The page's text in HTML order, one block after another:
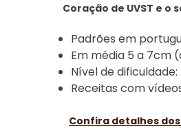
Coração de UVST e o
Padrões em
Em média 5 a 7cm
Nível de dificuldade:
Receitas com
Confira detalhes